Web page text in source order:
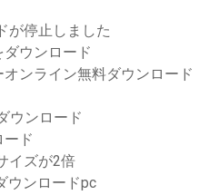
が停止しました
ウンロード
ンライン無料ダウンロード
ウンロード
ド
イズが2倍
ウンロードpc